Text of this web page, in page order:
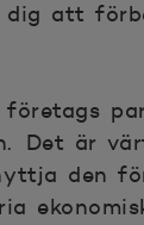
dig att
företags
Det är
den